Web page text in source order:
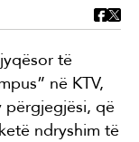
të
në KTV,
përgjegjësi, që
ndryshim të